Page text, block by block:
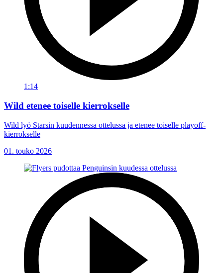
1:14
Wild etenee toiselle kierrokselle
Wild lyö Starsin kuudennessa ottelussa ja etenee toiselle playoff-
kierrokselle
01. touko 2026